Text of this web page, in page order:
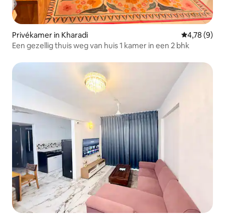
Privékamer in Kharadi
4,78 (9)
Een gezellig thuis weg van huis 1 kamer in een 2 bhk